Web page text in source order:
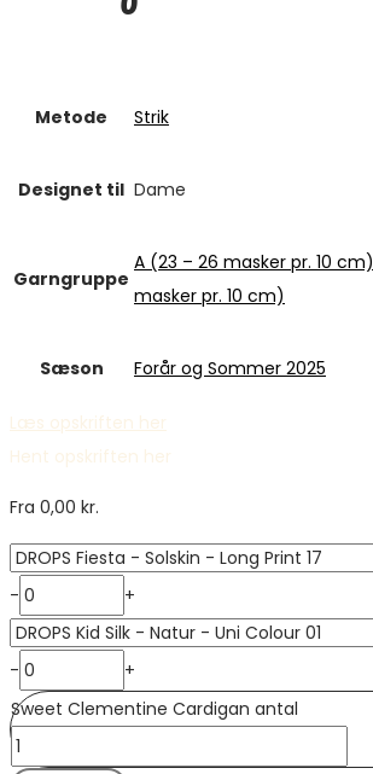
Metode Strik
Designet til Dame
Garngruppe
A (23 – 26 masker pr. 10 cm)
masker pr. 10 cm)
Sæson Forår og Sommer 2025
Læs opskriften her
Hent opskriften her
Fra 0,00 kr.
- +
-
+
Sweet Clementine Cardigan antal